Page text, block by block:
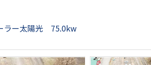
ラー太陽光 75.0kw